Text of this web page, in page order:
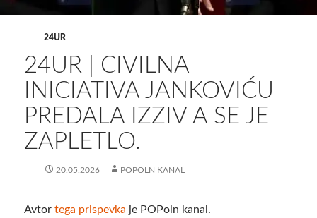
24UR
24UR | CIVILNA
INICIATIVA JANKOVIĆU
PREDALA IZZIV A SE JE
ZAPLETLO.
20.05.2026 POPOLN KANAL
Avtor tega prispevka je POPoln kanal.